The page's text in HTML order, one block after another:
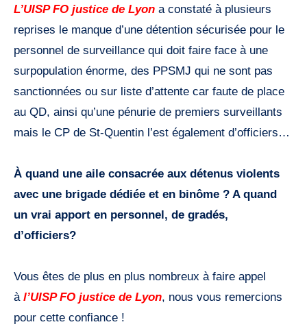
L’UISP FO justice de Lyon a constaté à plusieurs
reprises le manque d’une détention sécurisée pour le
personnel de surveillance qui doit faire face à une
surpopulation énorme, des PPSMJ qui ne sont pas
sanctionnées ou sur liste d’attente car faute de place
au QD, ainsi qu’une pénurie de premiers surveillants
mais le CP de St-Quentin l’est également d’officiers…
À quand une aile consacrée aux détenus violents
avec une brigade dédiée et en binôme ? A quand
un vrai apport en personnel, de gradés,
d’officiers?
Vous êtes de plus en plus nombreux à faire appel
à l’UISP FO justice de Lyon, nous vous remercions
pour cette confiance !